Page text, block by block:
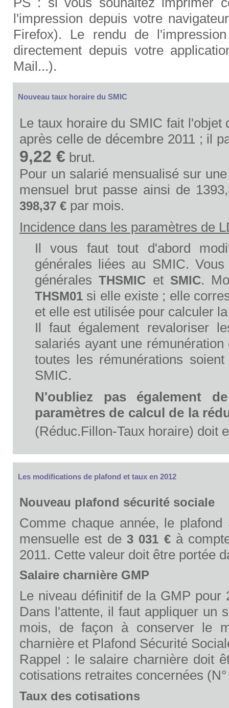
l'impression depuis votre
Firefox). Le rendu de
directement depuis votre
Mail...).
Nouveau taux horaire du SMIC
Le taux horaire du SMIC fait
après celle de décembre 2011 ; il
9,22 € brut.
Pour un salarié mensualisé sur
mensuel brut passe ainsi de
398,37 € par mois.
Incidence dans les paramètres de
Il vous faut tout d'abord
générales liées au SMIC.
généralesTHSMIC et SMIC.
THSM01 si elle existe ; elle
et elle est utilisée pour calculer
Il faut également revaloriser
salariés ayant une
toutes les rémunérations
SMIC.
N'oubliez pas également
paramètres de calcul de la
(Réduc.Fillon-Taux horaire) doit
Les modifications de plafond et taux en 2012
Nouveau plafond sécurité sociale
Comme chaque année, le
mensuelle est de3 031 €à
2011. Cette valeur doit être portée
Salaire charnière GMP
Le niveau définitif de la GMP
Dans l'attente, il faut appliquer un
mois, de façon à conserver le
charnière et Plafond Sécurité
Rappel : le salaire charnière doit
cotisations retraites concernées
Taux des cotisations